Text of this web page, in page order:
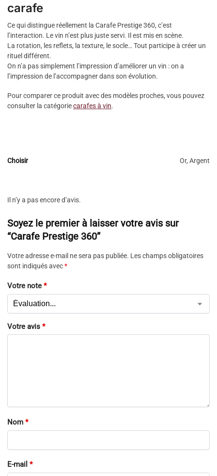
carafe
Ce qui distingue réellement la Carafe Prestige 360, c’est
l’interaction. Le vin n’est plus juste servi. Il est mis en scène.
La rotation, les reflets, la texture, le socle… Tout participe à créer un
rituel différent.
On n’a pas simplement l’impression d’améliorer un vin : on a
l’impression de l’accompagner dans son évolution.
Pour comparer ce produit avec des modèles proches, vous pouvez
consulter la catégoriecarafes à vin.
Choisir Or, Argent
Il n’y a pas encore d’avis.
Soyez le premier à laisser votre avis sur
“Carafe Prestige 360”
Votre adresse e-mail ne sera pas publiée. Les champs obligatoires
sont indiqués avec*
Votre note *
Votre avis *
Nom *
E-mail *